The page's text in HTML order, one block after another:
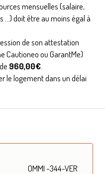
mensuelles (salaire,
...) doit être au moins égal à
de son attestation
Cautioneo ou GarantMe)
960,00€
le logement dans un délai
OMMI -344-VER